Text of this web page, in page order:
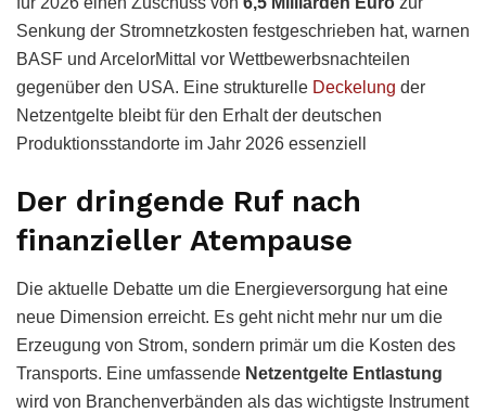
Senkung der Stromnetzkosten festgeschrieben hat, warnen
BASF und ArcelorMittal vor Wettbewerbsnachteilen
gegenüber den USA. Eine strukturelle Deckelung der
Netzentgelte bleibt für den Erhalt der deutschen
Produktionsstandorte im Jahr 2026 essenziell
Der dringende Ruf nach
finanzieller Atempause
Die aktuelle Debatte um die Energieversorgung hat eine
neue Dimension erreicht. Es geht nicht mehr nur um die
Erzeugung von Strom, sondern primär um die Kosten des
Transports. Eine umfassende Netzentgelte Entlastung
wird von Branchenverbänden als das wichtigste Instrument